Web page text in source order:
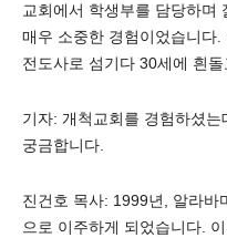
교회에서 학생부를 담당하며
매우 소중한 경험이었습니다
전도사로 섬기다 30세에 흰
기자: 개척교회를 경험하셨
궁금합니다.
진건호 목사: 1999년, 알라바
으로 이주하게 되었습니다.